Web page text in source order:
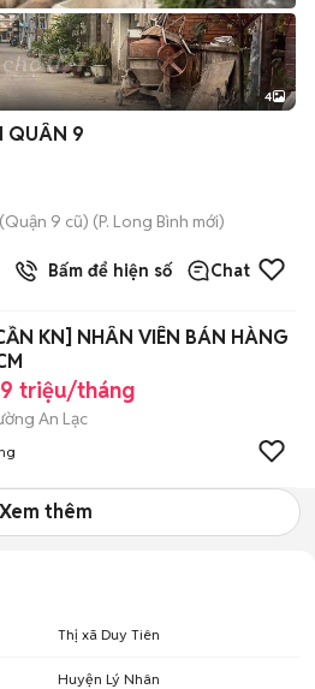
4
QUÂN 9
9 cũ) (P. Long Bình mới)
Bấm để hiện số Chat
KN] NHÂN VIÊN BÁN HÀNG
triệu/tháng
An Lạc
Xem thêm
Thị xã Duy Tiên
Huyện Lý Nhân